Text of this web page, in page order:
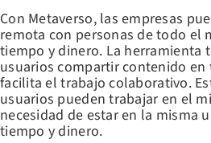
Con Metaverso, las empresas
remota con personas de todo el
tiempo y dinero. La herramienta
usuarios compartir contenido
facilita el trabajo colaborativo.
usuarios pueden trabajar en el
necesidad de estar en la misma
tiempo y dinero.